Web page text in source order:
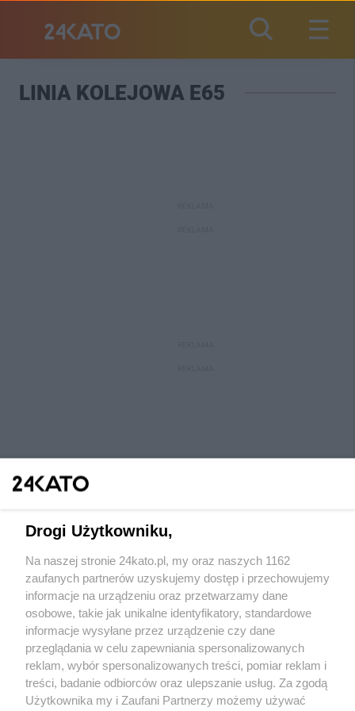
LINIA KOLEJOWA E65
Wydawca mediów lokalnych
Nie zapomnij
zapoznać się z:
polityką prywatności regulamin korzystania z portali
Twojemiasto Skontaktuj sięz nami
Drogi Użytkowniku,
Na naszej stronie 24kato.pl, my oraz naszych 1162
zaufanych partnerów uzyskujemy dostęp i przechowujemy
informacje na urządzeniu oraz przetwarzamy dane
osobowe, takie jak unikalne identyfikatory, standardowe
informacje wysyłane przez urządzenie czy dane
przeglądania w celu zapewniania spersonalizowanych
reklam, wybór spersonalizowanych treści, pomiar reklam i
treści, badanie odbiorców oraz ulepszanie usług. Za zgodą
Użytkownika my i Zaufani Partnerzy możemy używać